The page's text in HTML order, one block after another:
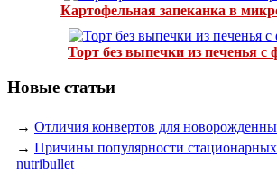
Картофельная запеканка в
Торт без выпечки из печенья с
Новые статьи
→ Отличия конвертов для
→ Причины популярности стационарных
nutribullet